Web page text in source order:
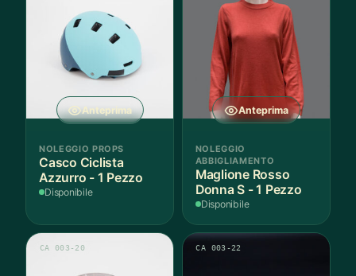
Anteprima
NOLEGGIO PROPS
Casco Ciclista
Azzurro - 1 Pezzo
Disponibile
Anteprima
NOLEGGIO
ABBIGLIAMENTO
Maglione Rosso
Donna S - 1 Pezzo
Disponibile
CA 003-20 CA 003-22